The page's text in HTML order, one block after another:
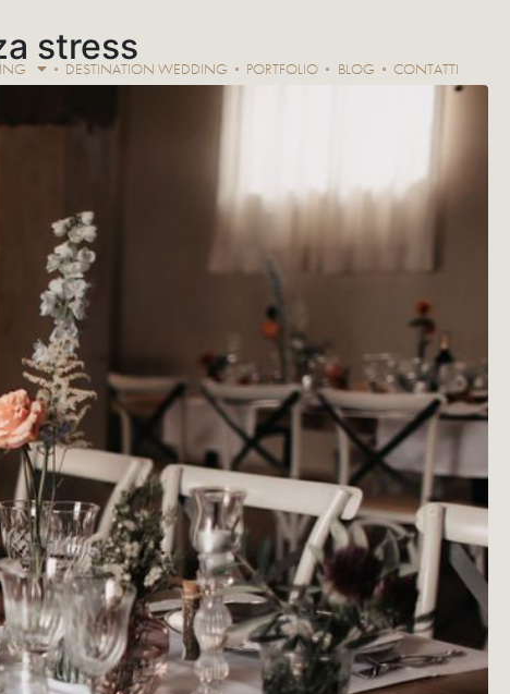
DESTINATION WEDDING PORTFOLIO BLOG CONTATTI
stress